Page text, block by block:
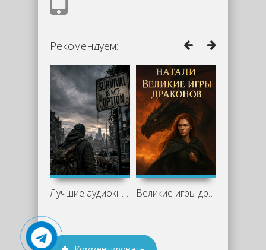
Рекомендуем:
Лучшие аудиокниги про выживание: Великие игры драконов — Натали Лансон: